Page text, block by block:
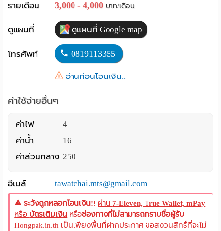
:
English
รายเดือน
3,000 - 4,000 บาท/เดือน
ดูแผนที่ ดูแผนที่ Google map
โทรศัพท์ 0819113355
อ่านก่อนโอนเงิน..
ค่าใช้จ่ายอื่นๆ
ค่าไฟ
4
ค่าน้ำ
16
ค่าส่วนกลาง 250
อีเมล์ tawatchai.mts@gmail.com
ระวังถูกหลอกโอนเงิน!! ผ่าน7-Eleven, True Wallet, mPay
หรือ บัตรเติมเงิน หรือช่องทางที่ไม่สามารถทราบชื่อผู้รับ
Hongpak.in.th เป็นเพียงพื้นที่ฝากประกาศ ขอสงวนสิทธิ์ที่จะไม่